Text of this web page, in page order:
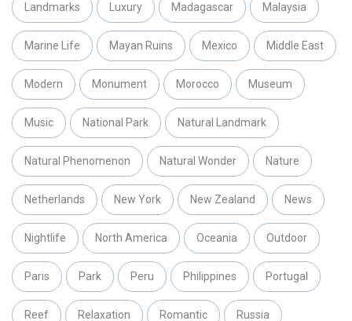
Landmarks Luxury Madagascar Malaysia
Marine Life Mayan Ruins Mexico Middle East
Modern Monument Morocco Museum
Music National Park Natural Landmark
Natural Phenomenon Natural Wonder Nature
Netherlands New York New Zealand News
Nightlife North America Oceania Outdoor
Paris Park Peru Philippines Portugal
Reef Relaxation Romantic Russia